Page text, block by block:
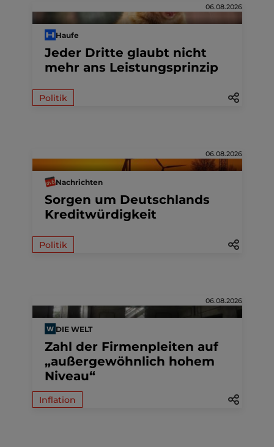
06.08.2026
Haufe
Jeder Dritte glaubt nicht
mehr ans Leistungsprinzip
Politik
06.08.2026
Nachrichten
Sorgen um Deutschlands
Kreditwürdigkeit
Politik
06.08.2026
DIE WELT
Zahl der Firmenpleiten auf
„außergewöhnlich hohem
Niveau“
Inflation